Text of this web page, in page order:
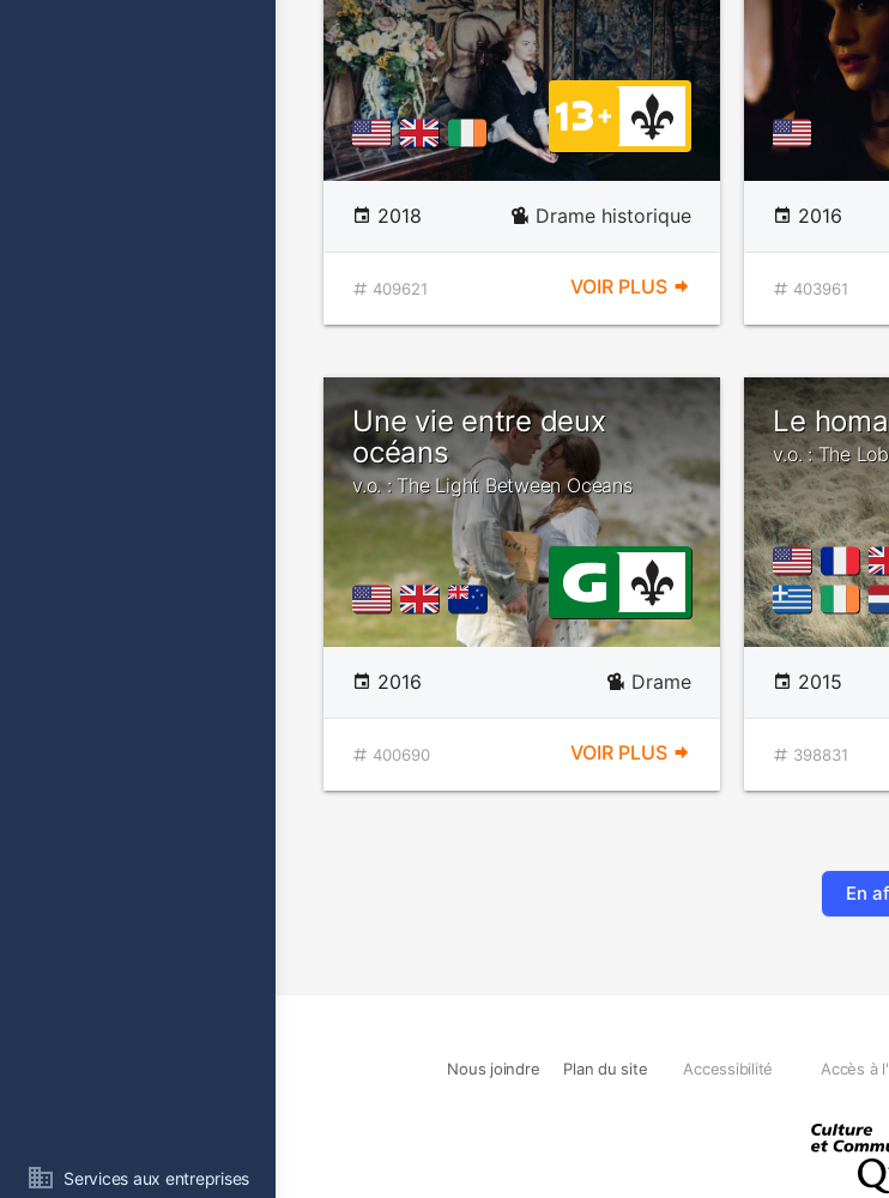
Services aux entreprises
2018 Drame historique
409621 VOIR PLUS
2016
403961
Une vie entre deux
océans
v.o. : The Light Between Oceans
2016 Drame
400690 VOIR PLUS
Le
v.o. : The
2015
398831
En
Nous joindre Plan du site Accessibilité Accès à